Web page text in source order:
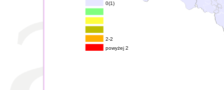
0(1)
2-2
powyżej 2